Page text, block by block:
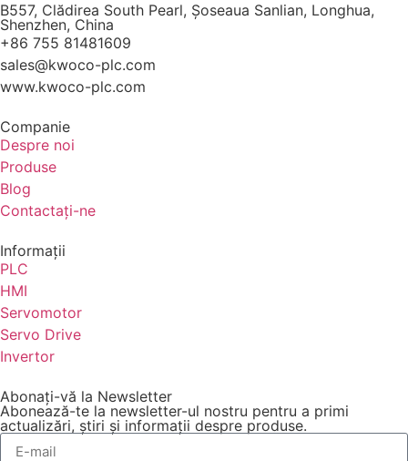
B557, Clădirea South Pearl, Șoseaua Sanlian, Longhua,
Shenzhen, China
+86 755 81481609
sales@kwoco-plc.com
www.kwoco-plc.com
Companie
Despre noi
Produse
Blog
Contactaţi-ne
Informaţii
PLC
HMI
Servomotor
Servo Drive
Invertor
Abonați-vă la Newsletter
Abonează-te la newsletter-ul nostru pentru a primi
actualizări, știri și informații despre produse.